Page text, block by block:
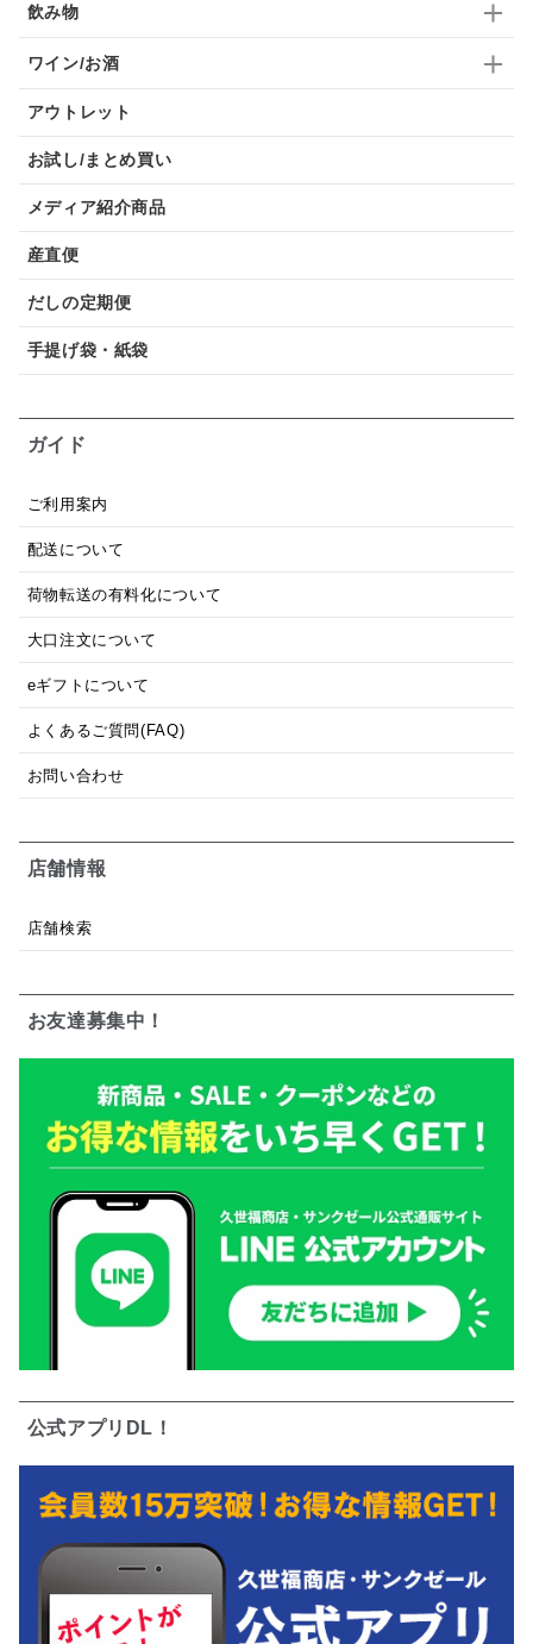
飲み物
ワイン/お酒
アウトレット
お試し/まとめ買い
メディア紹介商品
産直便
だしの定期便
手提げ袋・紙袋
ガイド
ご利用案内
配送について
荷物転送の有料化について
大口注文について
eギフトについて
よくあるご質問(FAQ)
お問い合わせ
店舗情報
店舗検索
お友達募集中！
公式アプリDL！